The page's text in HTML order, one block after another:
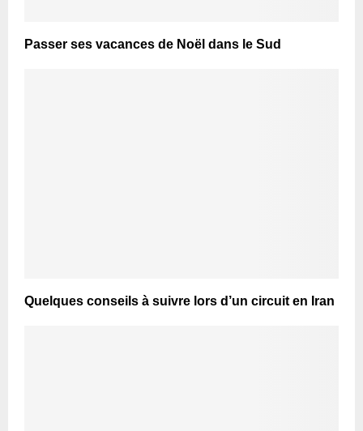
Passer ses vacances de Noël dans le Sud
Quelques conseils à suivre lors d’un circuit en Iran